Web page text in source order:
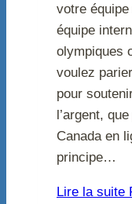
votre
équipe
olympiques
voulez
pour
l’argent,
Canada en
principe…
Lire la suite